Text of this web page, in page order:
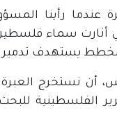
عندما رأينا
أنارت سماء
يستهدف تدمير
أن نستخرج
الفلسطينية